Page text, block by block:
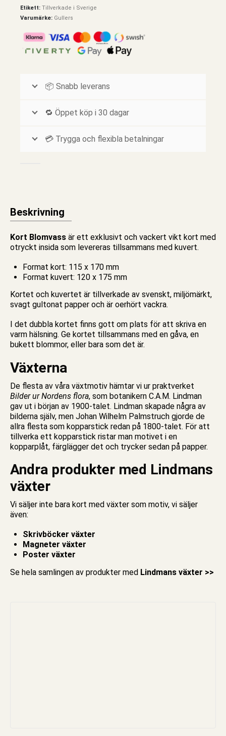
Etikett: Tillverkade i Sverige
Varumärke: Gullers
📦 Snabb leverans
🔁 Öppet köp i 30 dagar
💳 Trygga och flexibla betalningar
Beskrivning
Kort Blomvass är ett exklusivt och vackert vikt kort med
otryckt insida som levereras tillsammans med kuvert.
Format kort: 115 x 170 mm
Format kuvert: 120 x 175 mm
Kortet och kuvertet är tillverkade av svenskt, miljömärkt,
svagt gultonat papper och är oerhört vackra.
I det dubbla kortet finns gott om plats för att skriva en
varm hälsning. Ge kortet tillsammans med en gåva, en
bukett blommor, eller bara som det är.
Växterna
De flesta av våra växtmotiv hämtar vi ur praktverket
Bilder ur Nordens flora, som botanikern C.A.M. Lindman
gav ut i början av 1900-talet. Lindman skapade några av
bilderna själv, men Johan Wilhelm Palmstruch gjorde de
allra flesta som kopparstick redan på 1800-talet. För att
tillverka ett kopparstick ristar man motivet i en
kopparplåt, färglägger det och trycker sedan på papper.
Andra produkter med Lindmans
växter
Vi säljer inte bara kort med växter som motiv, vi säljer
även:
Skrivböcker växter
Magneter växter
Poster växter
Se hela samlingen av produkter med Lindmans växter >>